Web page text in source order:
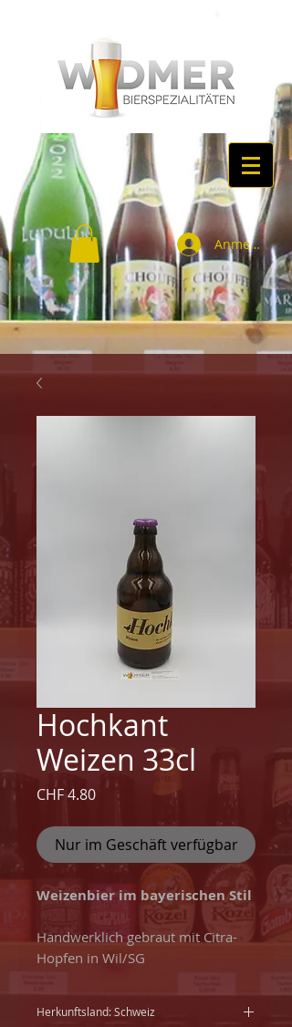
Anmelden
Hochkant
Weizen 33cl
CHF 4.80Preis
Nur im Geschäft verfügbar
Weizenbier im bayerischen Stil
Handwerklich gebraut mit Citra-
Hopfen in Wil/SG
Herkunftsland: Schweiz